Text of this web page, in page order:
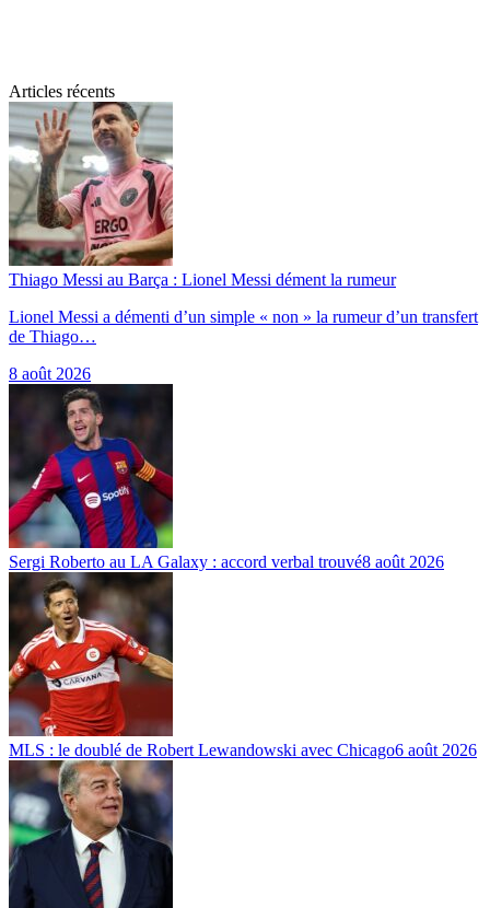
Articles récents
Thiago Messi au Barça : Lionel Messi dément la rumeur
Lionel Messi a démenti d’un simple « non » la rumeur d’un transfert
de Thiago…
8 août 2026
Sergi Roberto au LA Galaxy : accord verbal trouvé8 août 2026
MLS : le doublé de Robert Lewandowski avec Chicago6 août 2026